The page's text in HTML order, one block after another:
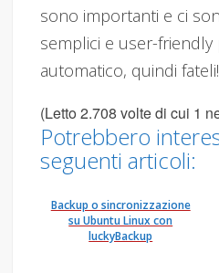
sono importanti e ci
semplici e user-
automatico, quindi
(Letto 2.708 volte di cui 1
Potrebbero
seguenti articoli:
Backup o sincronizzazione
su Ubuntu Linux con
luckyBackup